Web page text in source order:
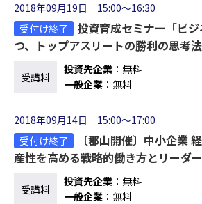
2018年09月19日 15:00～16:30
受付け終了
投資育成セミナー「ビ
つ、トップアスリートの勝利の思考法
受講料
投資先企業 ：無料
一般企業 ：無料
2018年09月14日 15:00～17:00
受付け終了
〔郡山開催〕中小企業
産性を高める戦略的働き方とリーダー
受講料
投資先企業 ：無料
一般企業 ：無料